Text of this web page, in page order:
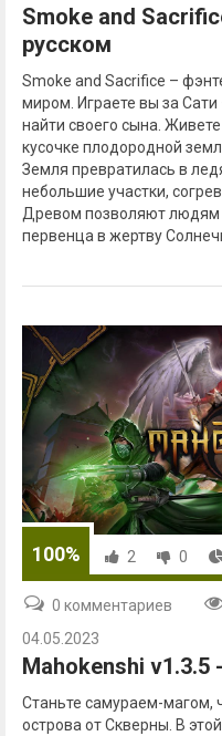
Smoke and
русском
Smoke and Sacrifice –
миром. Играете вы за
найти своего сына.
кусочке плодородной
Земля превратилась в
небольшие участки,
Древом позволяют людям
первенца в жертву
100% 2 0
0 комментариев
04.05.2023
Mahokenshi v1.3.5
Станьте самураем-магом,
острова от Скверны. В